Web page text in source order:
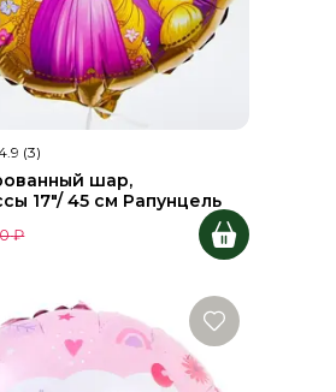
(3)
шар,
17"/ 45 см Рапунцель
₽